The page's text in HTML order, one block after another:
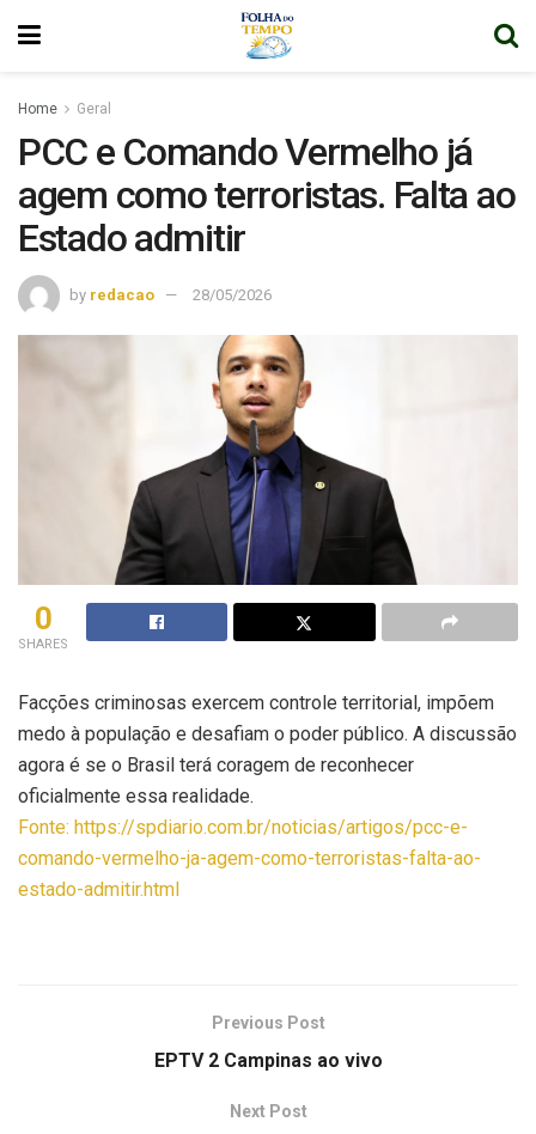
Home Geral
PCC e Comando Vermelho já
agem como terroristas. Falta ao
Estado admitir
by redacao 28/05/2026
0
SHARES
Facções criminosas exercem controle territorial, impõem
medo à população e desafiam o poder público. A discussão
agora é se o Brasil terá coragem de reconhecer
oficialmente essa realidade.
Fonte: https://spdiario.com.br/noticias/artigos/pcc-e-
comando-vermelho-ja-agem-como-terroristas-falta-ao-
estado-admitir.html
Previous Post
EPTV 2 Campinas ao vivo
Next Post